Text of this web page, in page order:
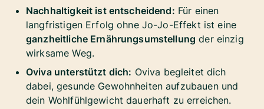
Nachhaltigkeit ist entscheidend: Für einen
langfristigen Erfolg ohne Jo-Jo-Effekt ist eine
ganzheitliche Ernährungsumstellung der einzig
wirksame Weg.
Oviva unterstützt dich: Oviva begleitet dich
dabei, gesunde Gewohnheiten aufzubauen und
dein Wohlfühlgewicht dauerhaft zu erreichen.